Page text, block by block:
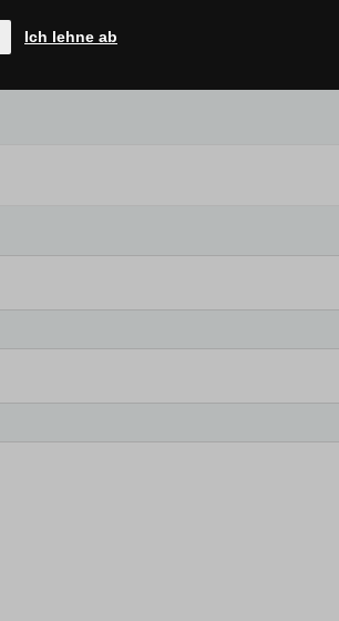
Ich lehne ab